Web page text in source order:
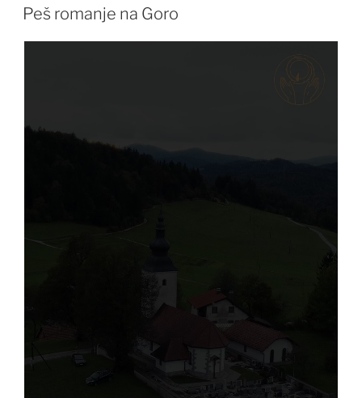
DNE
Peš romanje na Goro